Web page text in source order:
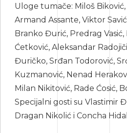
Uloge tumače: Miloš
Armand Assante, Viktor
Branko Đurić, Predrag Vasić,
Ćetković, Aleksandar
Đuričko, Srđan Todorović,
Kuzmanović, Nenad
Milan Nikitović, Rade Ćosić,
Specijalni gosti su Vlastimir
Dragan Nikolić i Concha